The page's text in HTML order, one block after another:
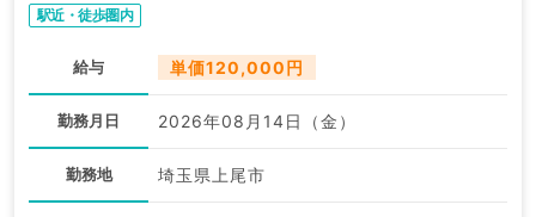
駅近・徒歩圏内
給与 単価120,000円
勤務月日 2026年08月14日（金）
勤務地 埼玉県上尾市